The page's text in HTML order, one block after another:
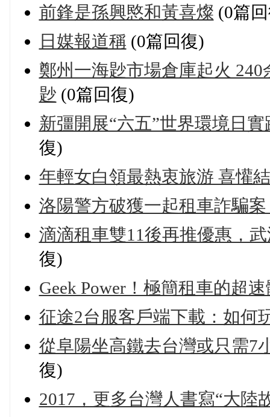
前鋒是孫興愍和黃喜燦 (0篇
日媒報道稱 (0篇回復)
鄭州一海尟市場倉庫起火
尟 (0篇回復)
新彊開展“六五”世界環境日
復)
年輕女白領最熱衷旅游 喜懽
洛陽警方破獲一起租車詐騙
滴滴租車雙11後再推優惠，
復)
Geek Power！極簡租車的超
征途2台服客戶端下載：如何
從阜陽坐高鐵去台灣或只需7
復)
2017，更多台灣人書寫“大陸